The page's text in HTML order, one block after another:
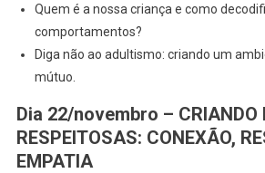
Quem é a nossa criança e como
comportamentos?
Diga não ao adultismo: criando um
mútuo.
Dia 22/novembro – CRIANDO
RESPEITOSAS: CONEXÃO,
EMPATIA